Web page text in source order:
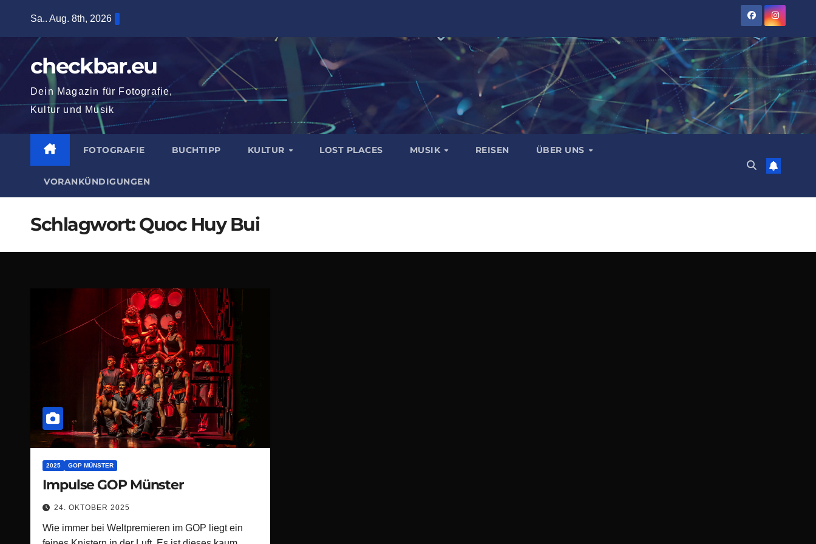
springen
Sa.. Aug. 8th, 2026
checkbar.eu
Dein Magazin für Fotografie,
Kultur und Musik
FOTOGRAFIE BUCHTIPP KULTUR LOST PLACES MUSIK REISEN ÜBER UNS
VORANKÜNDIGUNGEN
Schlagwort:Quoc Huy Bui
2025 GOP MÜNSTER
Impulse GOP Münster
24. OKTOBER 2025
Wie immer bei Weltpremieren im GOP liegt ein